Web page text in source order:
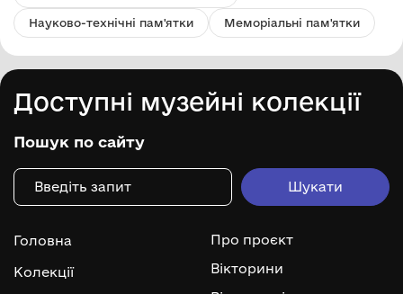
Науково-технічні пам'ятки Меморіальні пам'ятки
Доступні музейні колекції
Пошук по сайту
Головна
Колекції
Про проєкт
Вікторини